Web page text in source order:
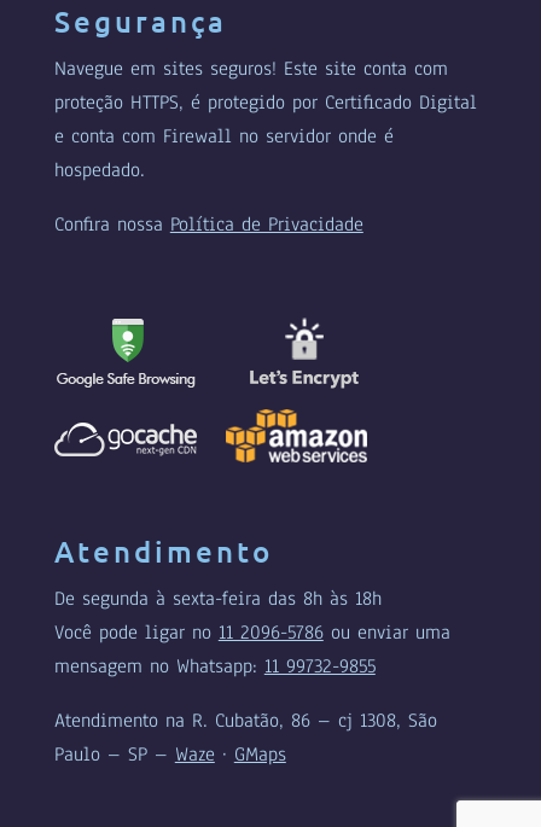
Segurança
Navegue em sites seguros! Este site conta com
proteção HTTPS, é protegido por Certificado Digital
e conta com Firewall no servidor onde é
hospedado.
Confira nossa Política de Privacidade
Atendimento
De segunda à sexta-feira das 8h às 18h
Você pode ligar no 11 2096-5786ou enviar uma
mensagem no Whatsapp: 11 99732-9855
Atendimento na R. Cubatão, 86 – cj 1308, São
Paulo – SP – Waze · GMaps